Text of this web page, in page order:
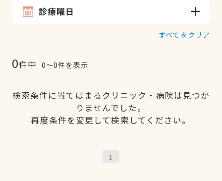
診療曜日
すべてをクリア
0件中 0〜0件を表示
検索条件に当てはまるクリニック・病院は見つか
りませんでした。
再度条件を変更して検索してください。
1